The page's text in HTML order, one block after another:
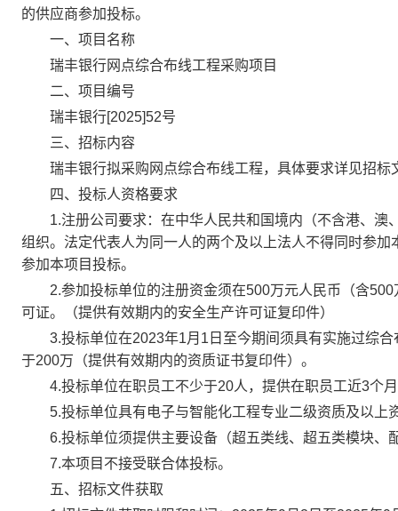
的供应商参加投标。
一、项目名称
瑞丰银行网点综合布线工程采购项目
二、项目编号
瑞丰银行[2025]52号
三、招标内容
瑞丰银行拟采购网点综合布线工程，具体要求详见招标
四、投标人资格要求
1.注册公司要求：在中华人民共和国境内（不含港、澳
组织。法定代表人为同一人的两个及以上法人不得同时参
参加本项目投标。
2.参加投标单位的注册资金须在500万元人民币（含500
可证。（提供有效期内的安全生产许可证复印件）
3.投标单位在2023年1月1日至今期间须具有实施过综合
于200万（提供有效期内的资质证书复印件）。
4.投标单位在职员工不少于20人，提供在职员工近3个
5.投标单位具有电子与智能化工程专业二级资质及以上
6.投标单位须提供主要设备（超五类线、超五类模块、
7.本项目不接受联合体投标。
五、招标文件获取